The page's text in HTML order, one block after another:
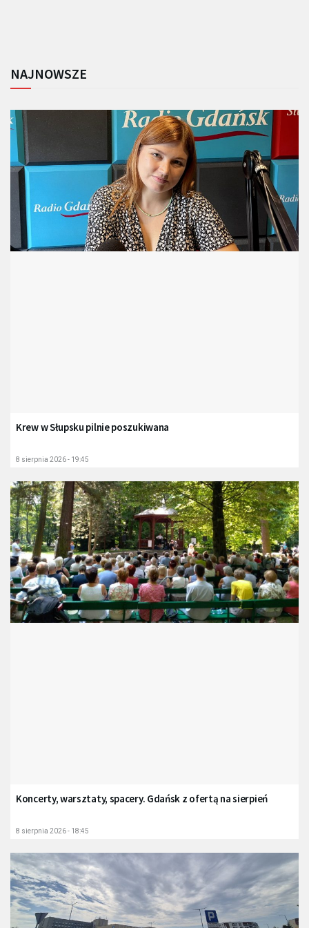
NAJNOWSZE
Krew w Słupsku pilnie poszukiwana
8 sierpnia 2026 - 19:45
Koncerty, warsztaty, spacery. Gdańsk z ofertą na sierpień
8 sierpnia 2026 - 18:45